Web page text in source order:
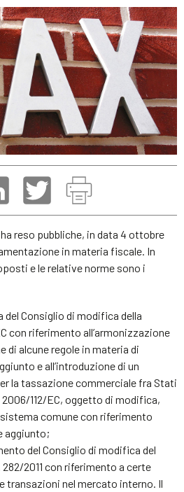
reso pubbliche, in data 4 ottobre
in materia fiscale. In
e le relative norme sono i
Consiglio di modifica della
con riferimento all’armonizzazione
di alcune regole in materia di
e all’introduzione di un
la tassazione commerciale fra Stati
112/EC, oggetto di modifica,
comune con riferimento
aggiunto;
del Consiglio di modifica del
282/2011 con riferimento a certe
transazioni nel mercato interno. Il